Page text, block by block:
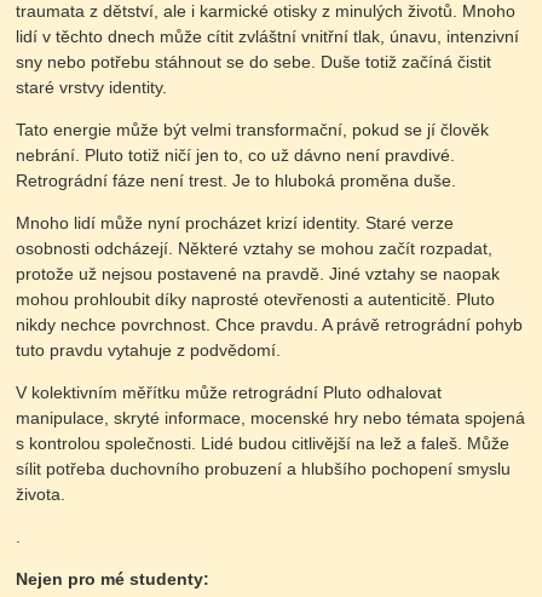
traumata z dětství, ale i karmické otisky z minulých životů. Mnoho
lidí v těchto dnech může cítit zvláštní vnitřní tlak, únavu, intenzivní
sny nebo potřebu stáhnout se do sebe. Duše totiž začíná čistit
staré vrstvy identity.
Tato energie může být velmi transformační, pokud se jí člověk
nebrání. Pluto totiž ničí jen to, co už dávno není pravdivé.
Retrográdní fáze není trest. Je to hluboká proměna duše.
Mnoho lidí může nyní procházet krizí identity. Staré verze
osobnosti odcházejí. Některé vztahy se mohou začít rozpadat,
protože už nejsou postavené na pravdě. Jiné vztahy se naopak
mohou prohloubit díky naprosté otevřenosti a autenticitě. Pluto
nikdy nechce povrchnost. Chce pravdu. A právě retrográdní pohyb
tuto pravdu vytahuje z podvědomí.
V kolektivním měřítku může retrográdní Pluto odhalovat
manipulace, skryté informace, mocenské hry nebo témata spojená
s kontrolou společnosti. Lidé budou citlivější na lež a faleš. Může
sílit potřeba duchovního probuzení a hlubšího pochopení smyslu
života.
.
Nejen pro mé studenty: